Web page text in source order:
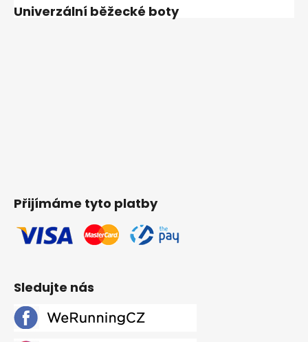
Univerzální běžecké boty
Přijímáme tyto platby
Sledujte nás